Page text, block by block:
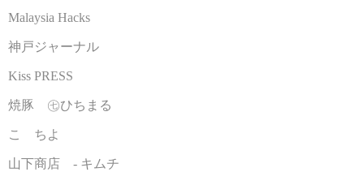
Malaysia Hacks
神戸ジャーナル
Kiss PRESS
焼豚 ㊆ひちまる
こゝちよ
山下商店 - キムチ